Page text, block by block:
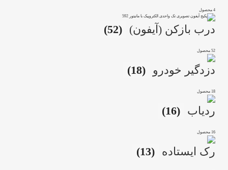
4 محصول
درب بازکن (آیفون) (52)
52 محصول
دزدگیر خودرو (18)
18 محصول
ردیاب (16)
16 محصول
رک ایستاده (13)